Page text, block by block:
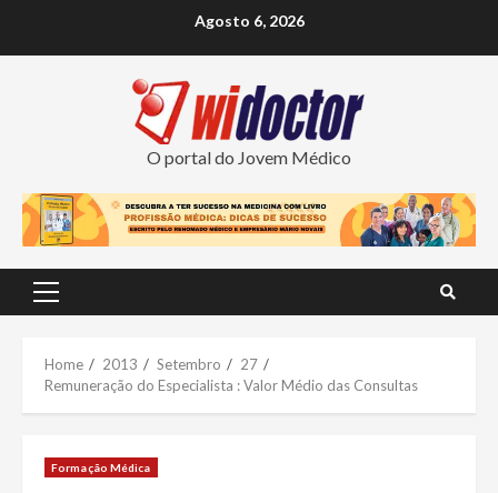
Agosto 6, 2026
O portal do Jovem Médico
Primary
Home 2013 Setembro
27
Remuneração do Especialista : Valor Médio das Consultas
Formação Médica